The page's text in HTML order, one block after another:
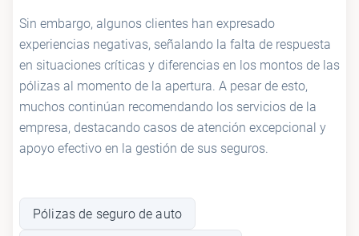
Sin embargo, algunos clientes han expresado
experiencias negativas, señalando la falta de respuesta
en situaciones críticas y diferencias en los montos de las
pólizas al momento de la apertura. A pesar de esto,
muchos continúan recomendando los servicios de la
empresa, destacando casos de atención excepcional y
apoyo efectivo en la gestión de sus seguros.
Pólizas de seguro de auto